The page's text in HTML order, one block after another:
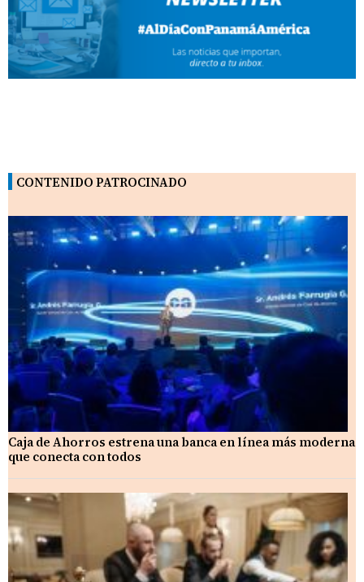
CONTENIDO PATROCINADO
Caja de Ahorros estrena una banca en línea más moderna
que conecta con todos